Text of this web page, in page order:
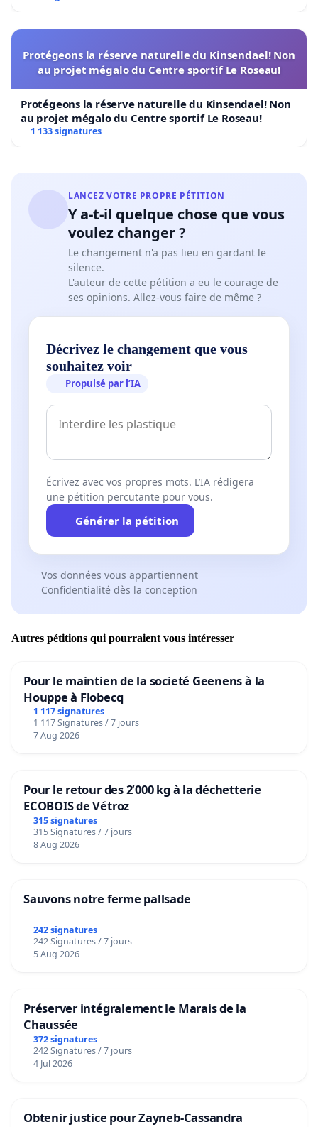
Protégeons la réserve naturelle du Kinsendael! Non
au projet mégalo du Centre sportif Le Roseau!
Protégeons la réserve naturelle du Kinsendael! Non
au projet mégalo du Centre sportif Le Roseau!
1 133 signatures
LANCEZ VOTRE PROPRE PÉTITION
Y a-t-il quelque chose que vous
voulez changer ?
Le changement n'a pas lieu en gardant le
silence.
L'auteur de cette pétition a eu le courage de
ses opinions. Allez-vous faire de même ?
Décrivez le changement que vous
souhaitez voir
Propulsé par l’IA
Écrivez avec vos propres mots. L’IA rédigera
une pétition percutante pour vous.
Générer la pétition
Vos données vous appartiennent
Confidentialité dès la conception
Autres pétitions qui pourraient vous intéresser
Pour le maintien de la societé Geenens à la
Houppe à Flobecq
1 117 signatures
1 117 Signatures / 7 jours
7 Aug 2026
Pour le retour des 2’000 kg à la déchetterie
ECOBOIS de Vétroz
315 signatures
315 Signatures / 7 jours
8 Aug 2026
Sauvons notre ferme pallsade
242 signatures
242 Signatures / 7 jours
5 Aug 2026
Préserver intégralement le Marais de la
Chaussée
372 signatures
242 Signatures / 7 jours
4 Jul 2026
Obtenir justice pour Zayneb-Cassandra